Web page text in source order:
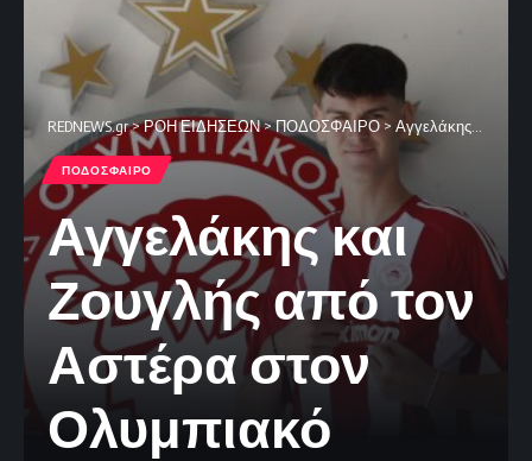
REDNEWS.gr>ΡΟΗ ΕΙΔΗΣΕΩΝ>ΠΟΔΟΣΦΑΙΡΟ > Αγγελάκης και Ζουγλής από τον Αστέρα στον Ολυμπιακό
ΠΟΔΟΣΦΑΙΡΟ
Αγγελάκης και
Ζουγλής από τον
Αστέρα στον
Ολυμπιακό